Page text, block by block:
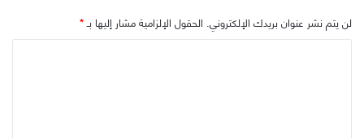
لن يتم نشر عنوان بريدك الإلكتروني. الحقول الإلزامية مشار إليها بـ*